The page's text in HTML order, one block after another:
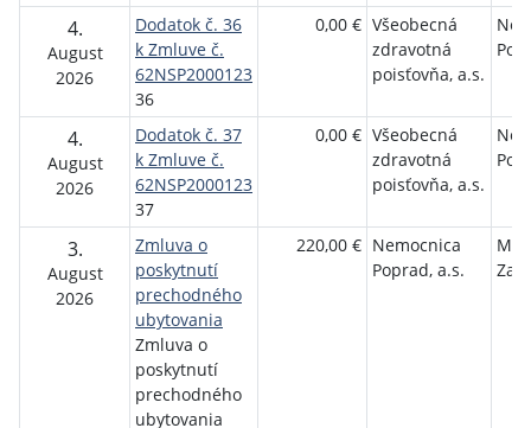
4.
August
2026
Dodatok č. 36
k Zmluve č.
62NSP2000123
36
0,00 € Všeobecná
zdravotná
poisťovňa, a.s.
4.
August
2026
Dodatok č. 37
k Zmluve č.
62NSP2000123
37
0,00 € Všeobecná
zdravotná
poisťovňa, a.s.
3.
August
2026
Zmluva o
poskytnutí
prechodného
ubytovania
Zmluva o
poskytnutí
prechodného
ubytovania
220,00 € Nemocnica
Poprad, a.s.